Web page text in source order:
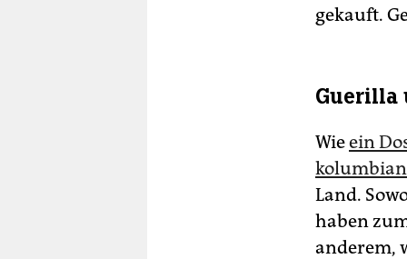
gekauft.
Guerilla
Wieein
Land.
haben
anderem,